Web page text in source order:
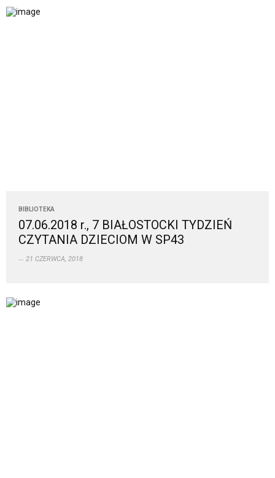
BIBLIOTEKA
07.06.2018 r., 7 BIAŁOSTOCKI TYDZIEŃ
CZYTANIA DZIECIOM W SP43
21 CZERWCA, 2018